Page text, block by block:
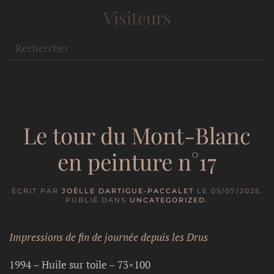
Visiteurs
Le tour du Mont-Blanc
en peinture n°17
ÉCRIT PAR JOËLLE DARTIGUE-PACCALET LE 05/07/2025.
PUBLIÉ DANS UNCATEGORIZED.
Impressions de fin de journée depuis les Drus
1994 – Huile sur toile – 73×100